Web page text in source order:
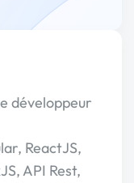
développeur
ReactJS,
API Rest,